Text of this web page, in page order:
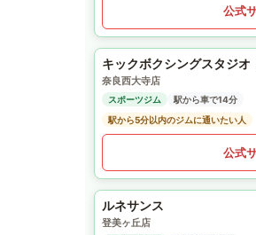
公式
キックボクシングスタジオ
奈良西大寺店
スポーツジム
駅から車で14分
駅から5分以内のジムに通いたい人
公式
ルネサンス
登美ヶ丘店